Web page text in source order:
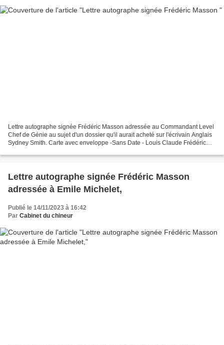
Lettre autographe signée Frédéric Masson adressée au Commandant Level
Chef de Génie au sujet d'un dossier qu'il aurait acheté sur l'écrivain Anglais
Sydney Smith. Carte avec enveloppe -Sans Date - Louis Claude Frédéric
Lettre autographe signée Frédéric Masson
adressée à Emile Michelet,
Publié le 14/11/2023 à 16:42
Par Cabinet du chineur